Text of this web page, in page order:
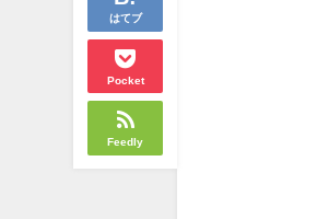
はてブ
Pocket
Feedly